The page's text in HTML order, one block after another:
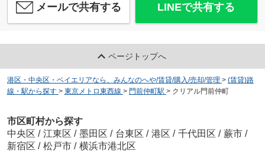
メールで共有する LINEで共有する
ページトップへ
港区・中央区・ベイエリアなら、みんなのへや/賃貸/購入/売却/管理 > (賃貸)路
線・駅から探す > 東京メトロ東西線 > 門前仲町駅 > クリアル門前仲町
市区町村から探す
中央区 / 江東区 / 墨田区 / 台東区 / 港区 / 千代田区 / 蕨市 /
新宿区 / 松戸市 / 横浜市港北区